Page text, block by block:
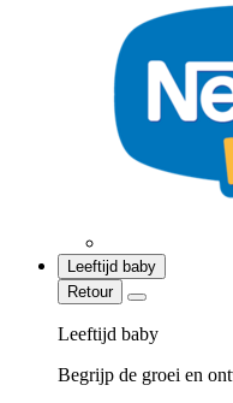
Leeftijd baby
Retour
Leeftijd baby
Begrijp de groei en